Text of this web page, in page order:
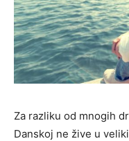
Za razliku od mnogih
Danskoj ne žive u